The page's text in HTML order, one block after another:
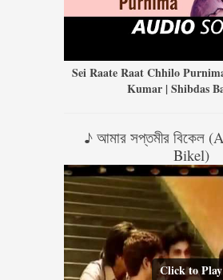
Sei Raate Raat Chhilo
Kumar | Shibdas
♪ আমার সপ্তমীর বিকেল
Bikel)
Click to Play